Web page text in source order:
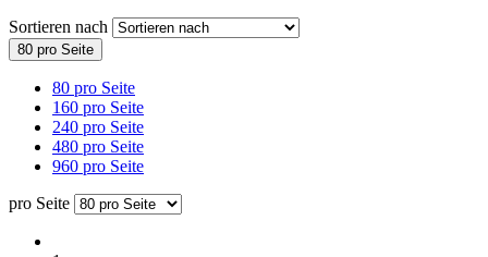
Sortieren nach
80 pro Seite
80 pro Seite
160 pro Seite
240 pro Seite
480 pro Seite
960 pro Seite
pro Seite